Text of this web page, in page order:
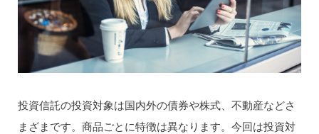
投資信託の投資対象は国内外の債券や株式、不動産などさ
まざまです。商品ごとに特徴は異なります。今回は投資対